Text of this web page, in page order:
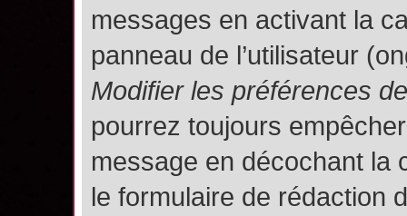
messages en activant la
panneau de l’utilisateur
Modifier les préférences
pourrez toujours
message en décochant la
le formulaire de rédaction